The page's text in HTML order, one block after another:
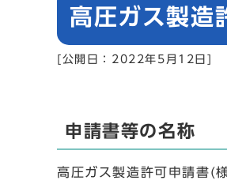
高圧ガス製造
[公開日：2022年5月12日]
申請書等の名称
高圧ガス製造許可申請書(